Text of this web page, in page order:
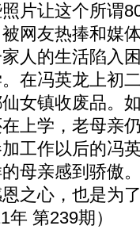
片让这个所谓
网友热捧和媒
人的生活陷入
在冯英龙上初
女镇收废品。
上学，老母亲
工作以后的冯
母亲感到骄傲
之心，也是为
第239期）